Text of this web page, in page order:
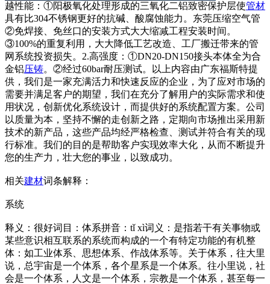
越性能：①阳极氧化处理形成的三氧化二铝致密保护层使管材
具有比304不锈钢更好的抗碱、酸腐蚀能力。东莞压缩空气管
②免焊接、免丝口的安装方式大大缩减工程安装时间。
③100%的重复利用，大大降低工艺改造、工厂搬迁带来的管
网系统投资损失。2.高强度：①DN20-DN150接头本体全为合
金铝压铸。②经过60bar耐压测试。以上内容由广东福斯特提
供，我们是一家充满活力和快速反应的企业，为了应对市场的
需要并满足客户的期望，我们在充分了解用户的实际需求和使
用状况，创新优化系统设计，而提供好的系统配置方案。公司
以质量为本，坚持不懈的走创新之路，定期向市场推出采用新
技术的新产品，这些产品均经严格检查、测试并符合有关的现
行标准。我们的目的是帮助客户实现效率大化，从而不断提升
您的生产力，壮大您的事业，以致成功。
相关建材词条解释：
系统
释义：很好词目：体系拼音：tǐ xì词义：是指若干有关事物或
某些意识相互联系的系统而构成的一个有特定功能的有机整
体：如工业体系、思想体系、作战体系等。关于体系，往大里
说，总宇宙是一个体系，各个星系是一个体系。往小里说，社
会是一个体系，人文是一个体系，宗教是一个体系，甚至每一